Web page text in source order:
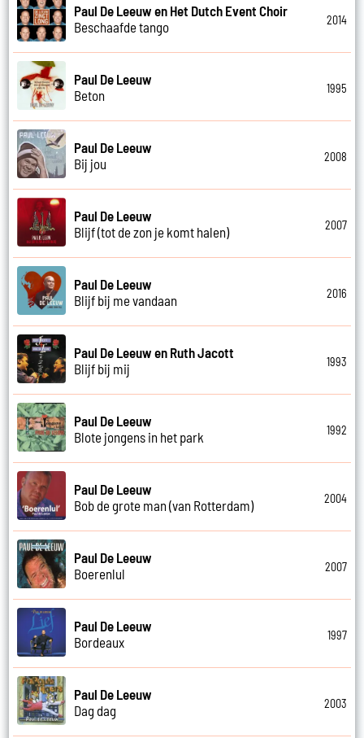
Paul De Leeuw en Het Dutch Event Choir
Beschaafde tango
2014
Paul De Leeuw
Beton
1995
Paul De Leeuw
Bij jou
2008
Paul De Leeuw
Blijf (tot de zon je komt halen)
2007
Paul De Leeuw
Blijf bij me vandaan
2016
Paul De Leeuw en Ruth Jacott
Blijf bij mij
1993
Paul De Leeuw
Blote jongens in het park
1992
Paul De Leeuw
Bob de grote man (van Rotterdam)
2004
Paul De Leeuw
Boerenlul
2007
Paul De Leeuw
Bordeaux
1997
Paul De Leeuw
Dag dag
2003